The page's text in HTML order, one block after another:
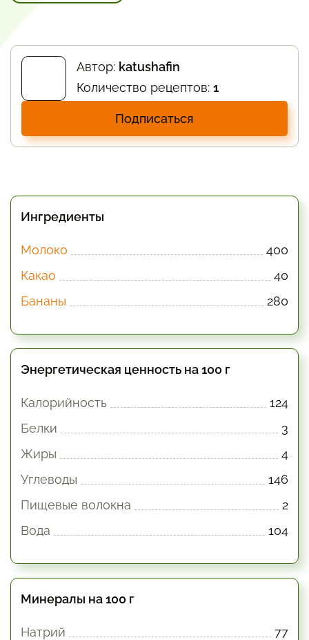
Автор: katushafin
Количество рецептов: 1
Подписаться
Ингредиенты
Молоко
400
Какао
40
Бананы
280
Энергетическая ценность на 100 г
Калорийность
124
Белки
3
Жиры
4
Углеводы
146
Пищевые волокна
2
Вода
104
Минералы на 100 г
Натрий
77